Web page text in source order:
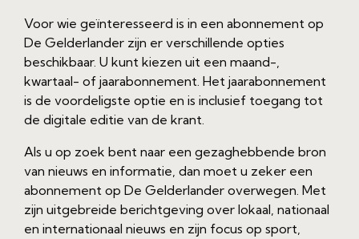
Voor wie geïnteresseerd is in een abonnement op
De Gelderlander zijn er verschillende opties
beschikbaar. U kunt kiezen uit een maand-,
kwartaal- of jaarabonnement. Het jaarabonnement
is de voordeligste optie en is inclusief toegang tot
de digitale editie van de krant.
Als u op zoek bent naar een gezaghebbende bron
van nieuws en informatie, dan moet u zeker een
abonnement op De Gelderlander overwegen. Met
zijn uitgebreide berichtgeving over lokaal, nationaal
en internationaal nieuws en zijn focus op sport,